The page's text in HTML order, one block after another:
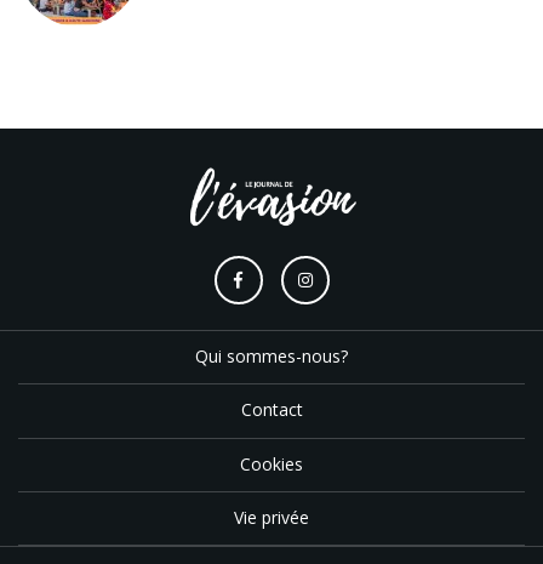
Qui sommes-nous?
Contact
Cookies
Vie privée